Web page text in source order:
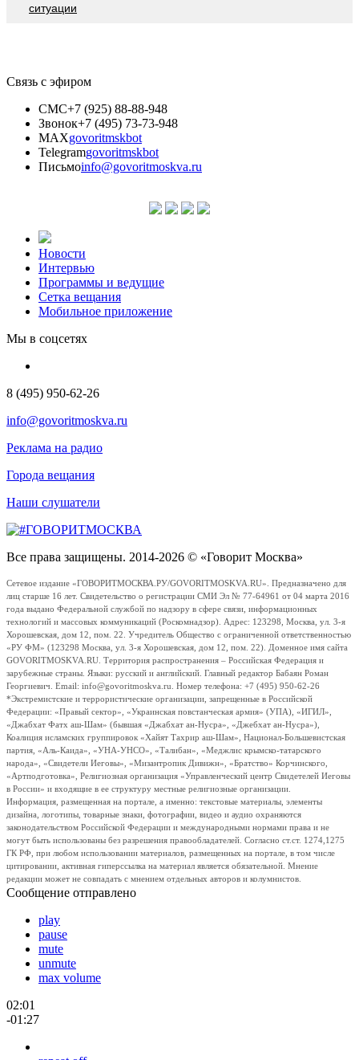
ситуации
Связь с эфиром
СМС+7 (925) 88-88-948
Звонок+7 (495) 73-73-948
MAXgovoritmskbot
Telegramgovoritmskbot
Письмоinfo@govoritmoskva.ru
Новости
Интервью
Программы и ведущие
Сетка вещания
Мобильное приложение
Мы в соцсетях
8 (495) 950-62-26
info@govoritmoskva.ru
Реклама на радио
Города вещания
Наши слушатели
Все права защищены. 2014-2026 © «Говорит Москва»
Сетевое издание «ГОВОРИТМОСКВА.РУ/GOVORITMOSKVA.RU». Предназначено для
лиц старше 16 лет. Свидетельство о регистрации СМИ Эл № 77-64961 от 04 марта 2016
года выдано Федеральной службой по надзору в сфере связи, информационных
технологий и массовых коммуникаций (Роскомнадзор). Адрес: 123298, Москва, ул. 3-я
Хорошевская, дом 12, пом. 22. Учредитель Общество с ограниченной ответственностью
«РУ ФМ» (123298 Москва, ул. 3-я Хорошевская, дом 12, пом. 22). Доменное имя сайта
GOVORITMOSKVA.RU. Территория распространения – Российская Федерация и
зарубежные страны. Языки: русский и английский. Главный редактор Бабаян Роман
Георгиевич. Email: info@govoritmoskva.ru. Номер телефона: +7 (495) 950-62-26
*Экстремистские и террористические организации, запрещенные в Российской
Федерации: «Правый сектор», «Украинская повстанческая армия» (УПА), «ИГИЛ»,
«Джабхат Фатх аш-Шам» (бывшая «Джабхат ан-Нусра», «Джебхат ан-Нусра»),
Коалиция исламских группировок «Хайят Тахрир аш-Шам», Национал-Большевистская
партия, «Аль-Каида», «УНА-УНСО», «Талибан», «Меджлис крымско-татарского
народа», «Свидетели Иеговы», «Мизантропик Дивижн», «Братство» Корчинского,
«Артподготовка», Религиозная организация «Управленческий центр Свидетелей Иеговы
в России» и входящие в ее структуру местные религиозные организации.
Информация, размещенная на портале, а именно: текстовые материалы, элементы
дизайна, логотипы, товарные знаки, фотографии, видео и аудио охраняются
законодательством Российской Федерации и международными нормами права и не
могут быть использованы без разрешения правообладателей. Согласно ст.ст. 1274,1275
ГК РФ, при любом использовании материалов, размещенных на портале, в том числе
цитировании, активная гиперссылка на материал является обязательной. Мнение
редакции может не совпадать с мнением отдельных авторов и колумнистов.
Сообщение отправлено
play
pause
mute
unmute
max volume
02:01
-01:27